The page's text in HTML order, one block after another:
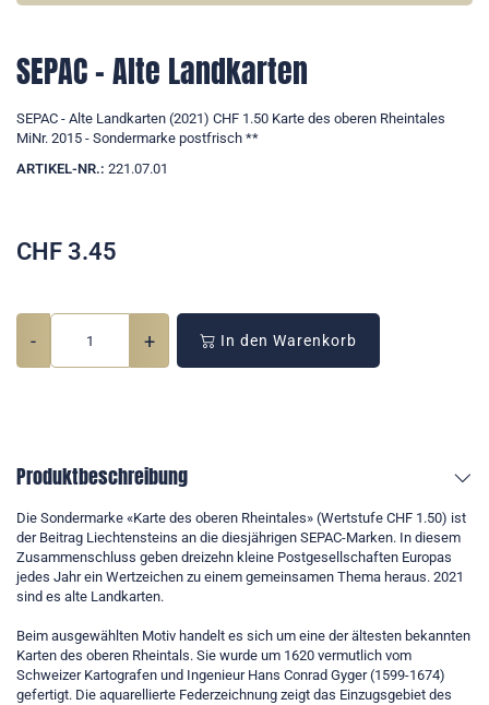
SEPAC - Alte Landkarten
SEPAC - Alte Landkarten (2021) CHF 1.50 Karte des oberen Rheintales
MiNr. 2015 - Sondermarke postfrisch **
ARTIKEL-NR.: 221.07.01
CHF 3.45
- + In den Warenkorb
Produktbeschreibung
Die Sondermarke «Karte des oberen Rheintales» (Wertstufe CHF 1.50) ist
der Beitrag Liechtensteins an die diesjährigen SEPAC-Marken. In diesem
Zusammenschluss geben dreizehn kleine Postgesellschaften Europas
jedes Jahr ein Wertzeichen zu einem gemeinsamen Thema heraus. 2021
sind es alte Landkarten.
Beim ausgewählten Motiv handelt es sich um eine der ältesten bekannten
Karten des oberen Rheintals. Sie wurde um 1620 vermutlich vom
Schweizer Kartografen und Ingenieur Hans Conrad Gyger (1599-1674)
gefertigt. Die aquarellierte Federzeichnung zeigt das Einzugsgebiet des